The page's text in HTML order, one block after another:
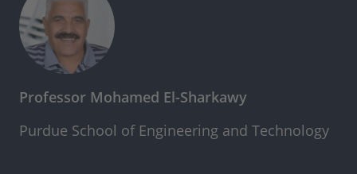
Professor Mohamed El-Sharkawy
Purdue School of Engineering and Technology